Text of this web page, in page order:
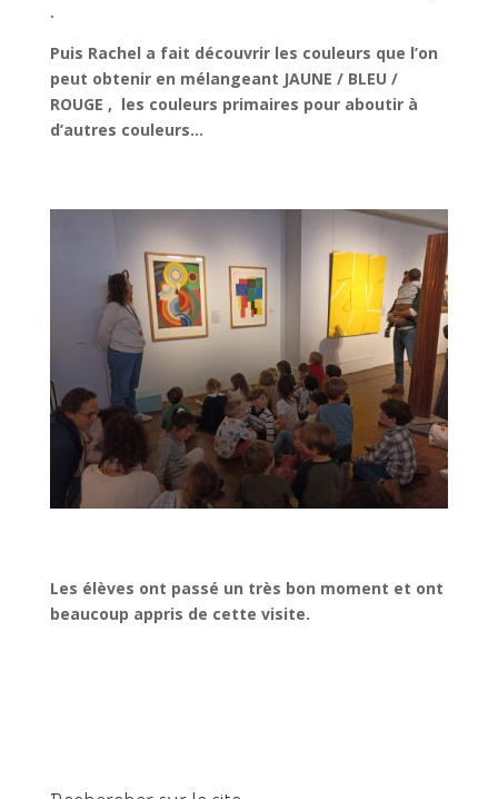
.
Puis Rachel a fait découvrir les couleurs que l’on
peut obtenir en mélangeant JAUNE / BLEU /
ROUGE , les couleurs primaires pour aboutir à
d’autres couleurs…
Les élèves ont passé un très bon moment et ont
beaucoup appris de cette visite.